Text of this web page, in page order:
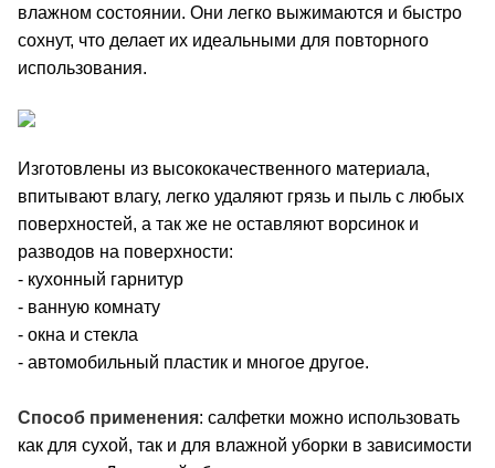
влажном состоянии. Они легко выжимаются и быстро
сохнут, что делает их идеальными для повторного
использования.
Изготовлены из высококачественного материала,
впитывают влагу, легко удаляют грязь и пыль с любых
поверхностей, а так же не оставляют ворсинок и
разводов на поверхности:
- кухонный гарнитур
- ванную комнату
- окна и стекла
- автомобильный пластик и многое другое.
Способ применения: салфетки можно использовать
как для сухой, так и для влажной уборки в зависимости